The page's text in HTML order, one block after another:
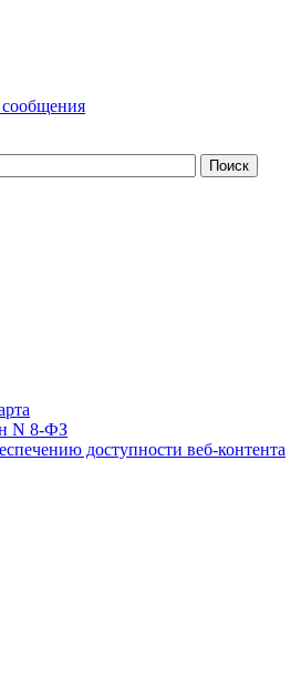
N 8-ФЗ
доступности веб-контента